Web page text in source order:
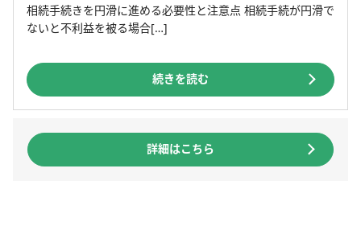
相続手続きを円滑に進める必要性と注意点 相続手続が円滑で
ないと不利益を被る場合[…]
続きを読む
詳細はこちら